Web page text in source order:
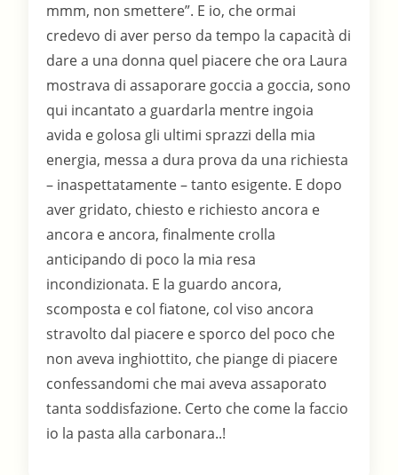
mmm, non smettere”. E io, che ormai
credevo di aver perso da tempo la capacità di
dare a una donna quel piacere che ora Laura
mostrava di assaporare goccia a goccia, sono
qui incantato a guardarla mentre ingoia
avida e golosa gli ultimi sprazzi della mia
energia, messa a dura prova da una richiesta
– inaspettatamente – tanto esigente. E dopo
aver gridato, chiesto e richiesto ancora e
ancora e ancora, finalmente crolla
anticipando di poco la mia resa
incondizionata. E la guardo ancora,
scomposta e col fiatone, col viso ancora
stravolto dal piacere e sporco del poco che
non aveva inghiottito, che piange di piacere
confessandomi che mai aveva assaporato
tanta soddisfazione. Certo che come la faccio
io la pasta alla carbonara..!